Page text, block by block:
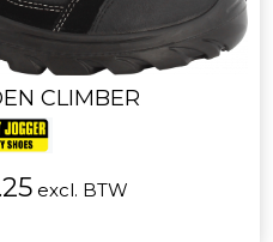
CLIMBER
excl. BTW